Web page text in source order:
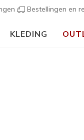
Bestellingen en
KLEDING